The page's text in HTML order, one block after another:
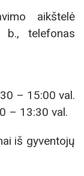
aikštelė
telefonas
– 15:00 val.
– 13:30 val.
iš gyventojų